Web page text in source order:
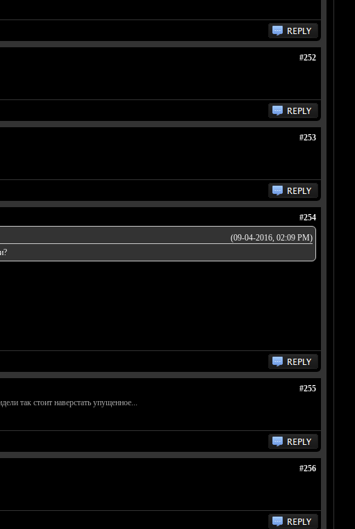
#252
#253
#254
(09-04-2016, 02:09 PM)
#255
так стоит наверстать упущенное...
#256